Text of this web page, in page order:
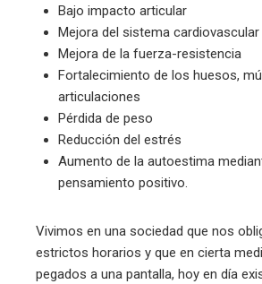
Bajo impacto articular
Mejora del sistema cardiovascular
Mejora de la fuerza-resistencia
Fortalecimiento de los huesos,
articulaciones
Pérdida de peso
Reducción del estrés
Aumento de la autoestima
pensamiento positivo.
Vivimos en una sociedad que nos
estrictos horarios y que en cierta
pegados a una pantalla, hoy en día